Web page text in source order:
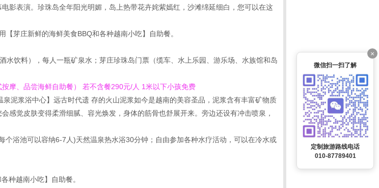
影表演。珍珠岛全年阳光明媚，岛上热带花卉姹紫嫣红，沙滩绵延细白，您可以在这
芽庄新鲜的海鲜美食BBQ和各种越南小吃】自助餐。
水饮料），每人一瓶矿泉水；芽庄珍珠岛门票（缆车、水上乐园、游乐场、水族馆和岛
摩、品尝海鲜自助餐） 若不含餐290元/人 1米以下小孩免费
泥浆浴中心】远古时代遗 存的火山泥浆如今是越南的美容圣品，泥浆含有丰富矿物质
感觉皮肤变得柔滑细腻、容光焕发，身体的筋骨也舒展开来。旁边还设有冲击喷泉，
个浴池可以容纳6-7人)天然温泉热水浴30分钟；自由参加各种水疗活动，可以在冷水或
种越南小吃】自助餐。
×
微信扫一扫了解
定制旅游路线电话
010-87789401